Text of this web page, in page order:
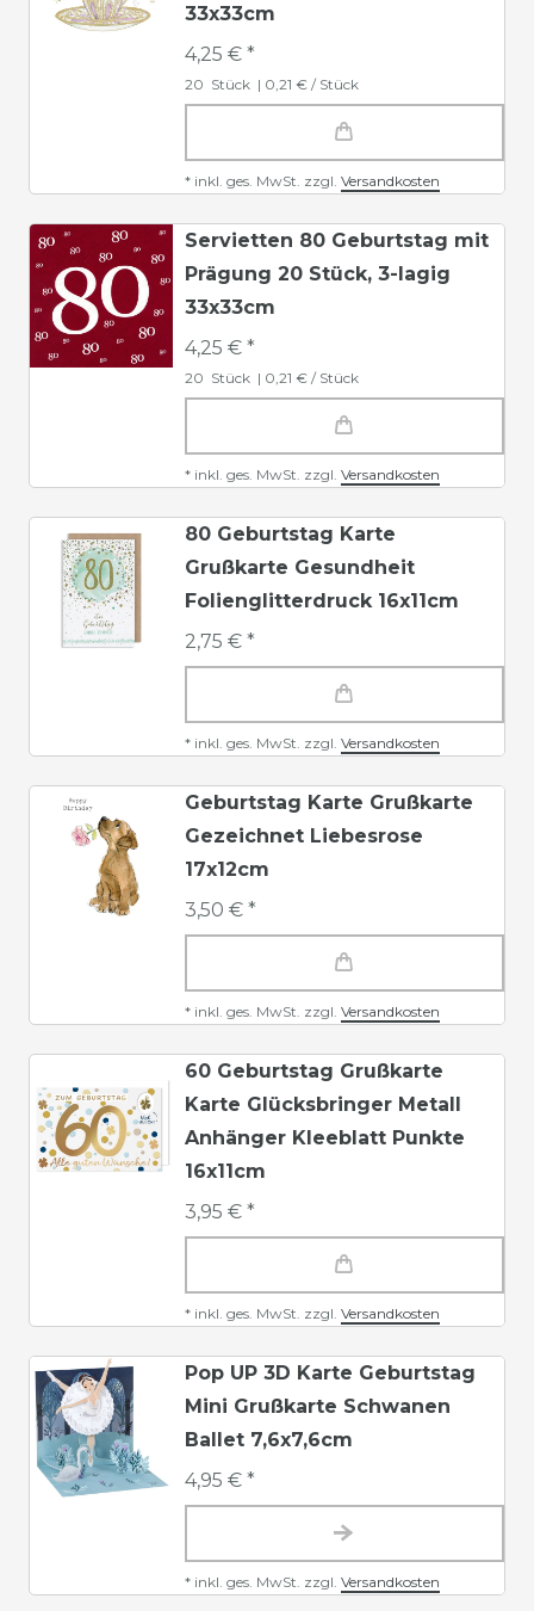
33x33cm
4,25 € *
20 Stück | 0,21 € / Stück
* inkl. ges. MwSt. zzgl. Versandkosten
Servietten 80 Geburtstag mit
Prägung 20 Stück, 3-lagig
33x33cm
4,25 € *
20 Stück | 0,21 € / Stück
* inkl. ges. MwSt. zzgl. Versandkosten
80 Geburtstag Karte
Grußkarte Gesundheit
Folienglitterdruck 16x11cm
2,75 € *
* inkl. ges. MwSt. zzgl. Versandkosten
Geburtstag Karte Grußkarte
Gezeichnet Liebesrose
17x12cm
3,50 € *
* inkl. ges. MwSt. zzgl. Versandkosten
60 Geburtstag Grußkarte
Karte Glücksbringer Metall
Anhänger Kleeblatt Punkte
16x11cm
3,95 € *
* inkl. ges. MwSt. zzgl. Versandkosten
Pop UP 3D Karte Geburtstag
Mini Grußkarte Schwanen
Ballet 7,6x7,6cm
4,95 € *
* inkl. ges. MwSt. zzgl. Versandkosten